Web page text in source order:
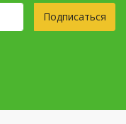
Подписаться